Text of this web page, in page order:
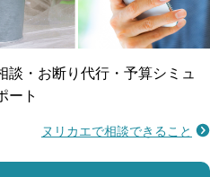
ート対応
談・お断り代行・予算シミュ
ート
ヌリカエで相談できること